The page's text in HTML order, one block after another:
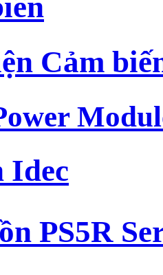
Cảm
Idec
PS5R